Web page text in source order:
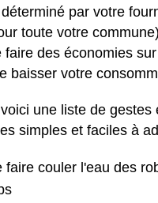
par votre
toute votre
faire des économies
baisser votre
une liste de gestes
simples et faciles à
faire couler l'eau des